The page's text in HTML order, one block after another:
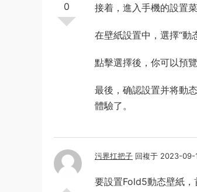
0 接着，進入手機的設置菜
在壁紙設置中，選擇“動
點擊選擇後，你可以預
最後，确認設置并将動
體驗了。
污界扛把子 回複于 2023-09-
要設置Fold5動态壁紙，